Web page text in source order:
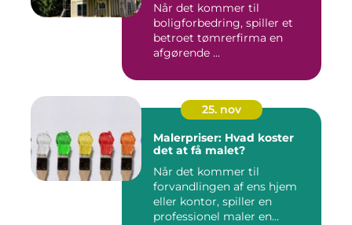
Når det kommer til
boligforbedring, spiller et
betroet tømrerfirma en
afgørende ...
25. nov
Malerpriser: Hvad koster
det at få malet?
Når det kommer til
forvandlingen af ens hjem
eller kontor, spiller en
professionel maler en